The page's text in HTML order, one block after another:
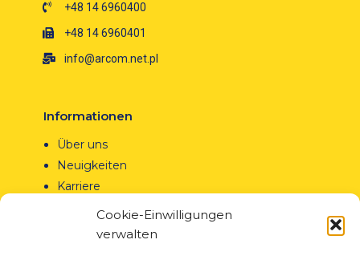
Cookie-Einwilligungen
verwalten
+48 14 6960400
+48 14 6960401
info@arcom.net.pl
Informationen
Über uns
Neuigkeiten
Karriere
EU-Projekte